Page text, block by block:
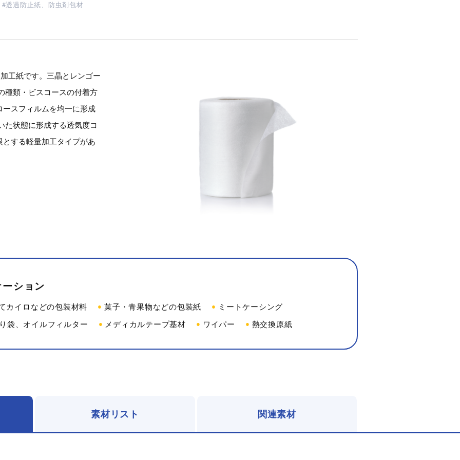
透過防止紙、防虫剤包材
工紙です。三晶とレンゴー
種類・ビスコースの付着方
スフィルムを均一に形成
た状態に形成する透気度コ
する軽量加工タイプがあ
ション
カイロなどの包装材料 菓子・青果物などの包装紙
ミートケーシング
袋、オイルフィルター
メディカルテープ基材 ワイパー 熱交換原紙
素材リスト 関連素材